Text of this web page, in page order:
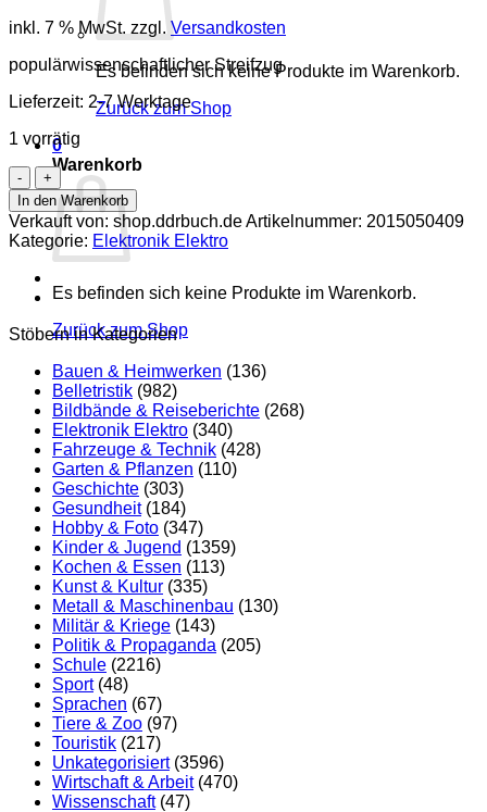
Es befinden sich keine Produkte im Warenkorb.
Zurück zum Shop
0
Warenkorb
Es befinden sich keine Produkte im Warenkorb.
Zurück zum Shop
inkl. 7 % MwSt. zzgl. Versandkosten
populärwissenschaftlicher Streifzug
Lieferzeit: 2-7 Werktage
1 vorrätig
Elektronik
gestern
heute
morgen
Menge
In den Warenkorb
Verkauft von: shop.ddrbuch.deArtikelnummer: 2015050409
Kategorie: Elektronik Elektro
Stöbern in Kategorien
Bauen & Heimwerken (136)
Belletristik (982)
Bildbände & Reiseberichte (268)
Elektronik Elektro (340)
Fahrzeuge & Technik (428)
Garten & Pflanzen (110)
Geschichte (303)
Gesundheit (184)
Hobby & Foto (347)
Kinder & Jugend (1359)
Kochen & Essen (113)
Kunst & Kultur (335)
Metall & Maschinenbau (130)
Militär & Kriege (143)
Politik & Propaganda (205)
Schule (2216)
Sport (48)
Sprachen (67)
Tiere & Zoo (97)
Touristik (217)
Unkategorisiert (3596)
Wirtschaft & Arbeit (470)
Wissenschaft (47)